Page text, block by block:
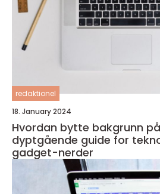
redaktionel
18. January 2024
Hvordan bytte bakgrunn på
dyptgående guide for
gadget-nerder